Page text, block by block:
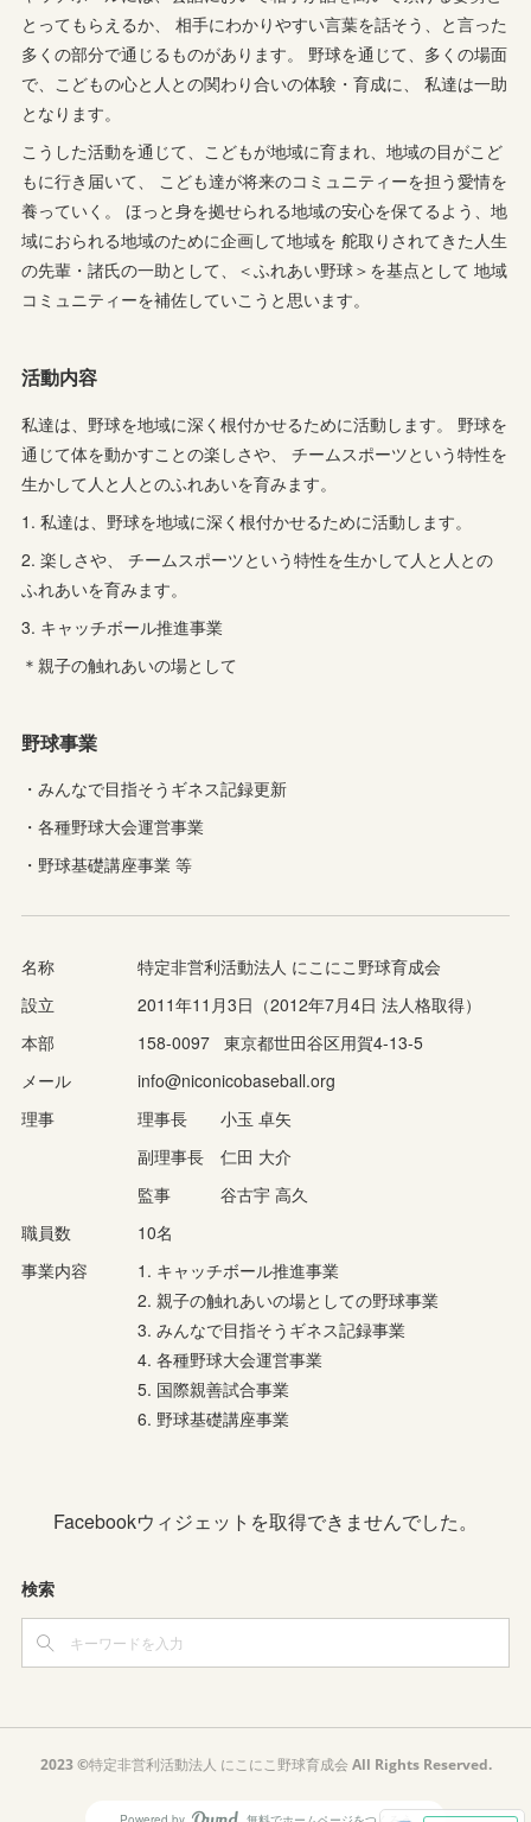
とってもらえるか、 相手にわかりやすい言葉を話そう、と言った
多くの部分で通じるものがあります。 野球を通じて、多くの場面
で、こどもの心と人との関わり合いの体験・育成に、 私達は一助
となります。
こうした活動を通じて、こどもが地域に育まれ、地域の目がこど
もに行き届いて、 こども達が将来のコミュニティーを担う愛情を
養っていく。 ほっと身を拠せられる地域の安心を保てるよう、地
域におられる地域のために企画して地域を 舵取りされてきた人生
の先輩・諸氏の一助として、＜ふれあい野球＞を基点として 地域
コミュニティーを補佐していこうと思います。
活動内容
私達は、野球を地域に深く根付かせるために活動します。 野球を
通じて体を動かすことの楽しさや、 チームスポーツという特性を
生かして人と人とのふれあいを育みます。
1. 私達は、野球を地域に深く根付かせるために活動します。
2. 楽しさや、 チームスポーツという特性を生かして人と人との
ふれあいを育みます。
3. キャッチボール推進事業
＊親子の触れあいの場として
野球事業
・みんなで目指そうギネス記録更新
・各種野球大会運営事業
・野球基礎講座事業 等
名称 特定非営利活動法人 にこにこ野球育成会
設立 2011年11月3日（2012年7月4日 法人格取得）
本部 158-0097 東京都世田谷区用賀4-13-5
メール info@niconicobaseball.org
理事 理事長 小玉 卓矢
副理事長 仁田 大介
監事 谷古宇 高久
職員数 10名
事業内容 1. キャッチボール推進事業
2. 親子の触れあいの場としての野球事業
3. みんなで目指そうギネス記録事業
4. 各種野球大会運営事業
5. 国際親善試合事業
6. 野球基礎講座事業
Facebookウィジェットを取得できませんでした。
検索
2023 ©︎特定非営利活動法人 にこにこ野球育成会 All Rights Reserved.